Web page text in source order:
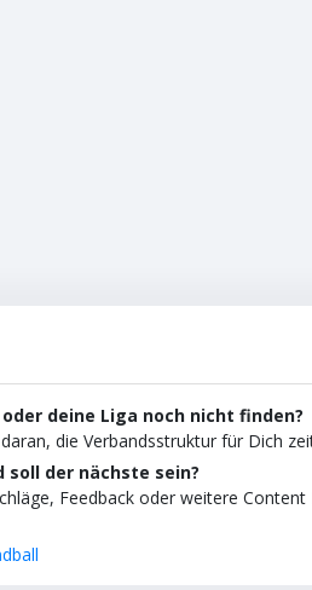
deine Liga noch nicht finden?
die Verbandsstruktur für Dich
soll der nächste sein?
Feedback oder weitere